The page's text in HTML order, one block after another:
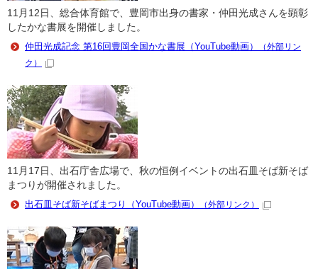
11月12日、総合体育館で、豊岡市出身の書家・仲田光成さんを顕彰
したかな書展を開催しました。
仲田光成記念 第16回豊岡全国かな書展（YouTube動画）
（外部リン
ク）
11月17日、出石庁舎広場で、秋の恒例イベントの出石皿そば新そば
まつりが開催されました。
出石皿そば新そばまつり（YouTube動画）
（外部リンク）